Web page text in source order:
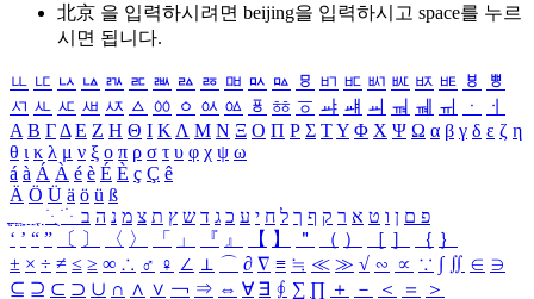
北京 을 입력하시려면 beijing을 입력하시고 space를 누르
시면 됩니다.
ㅥ ㅦ ㅧ ㅨ ㅩ ㅪ ㅫ ㅬ ㅭ ㅮ ㅯ ㅰ ㅱ ㅲ ㅳ ㅴ ㅵ ㅶ ㅷ ㅸ
ㅹ
ㅺ ㅻ ㅼ ㅽ ㅾ ㅿ ㆀ ㆁ ㆂ ㆃ ㆄ ㆅ ㆆ ㆇ ㆈ ㆉ ㆊ ㆋ ㆌ ㆍ
ㆎ
Α Β ΓΔ Ε Ζ Η Θ Ι ΚΛ Μ Ν Ξ Ο Π Ρ Σ ΤΥ Φ Χ Ψ Ω α β γ δ ε ζ η
θ ι κ λ μ ν ξ ο π ρ σ τ υ φ χ ψ ω
á à Á À é è É È ç Ç ê
Ä Ö Ü ä ö ü ß
ִֶֹ ֻּ ׁׂ פ ם ן ו ט א ר ק ף ך ל ח י ע כ ג ד ש ץ ת צ מ נ ה ב
‘ ’ “ ” 〔 〕 〈 〉 「 」 『 』 【 】 ＂ （ ） ［ ］ ｛ ｝
± × ÷ ≠ ≤ ≥ ∞ ∴ ♂ ♀ ∠ ⊥ ⌒ ∂ ∇ ≡ ≒ ≪ ≫ √ ∽ ∝ ∵ ∫ ∬ ∈ ∋
⊆ ⊇ ⊂ ⊃ ∪ ∩ ∧ ∨ ￢ ⇒ ⇔ ∀ ∃ ∮ ∑ ∏ ＋ － ＜ ＝
＞